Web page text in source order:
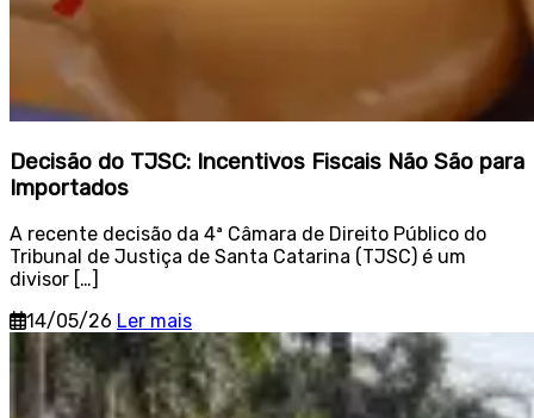
Decisão do TJSC: Incentivos Fiscais Não São para
Importados
A recente decisão da 4ª Câmara de Direito Público do
Tribunal de Justiça de Santa Catarina (TJSC) é um
divisor […]
14/05/26 Ler mais